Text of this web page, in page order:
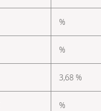
%
%
3,68 %
%